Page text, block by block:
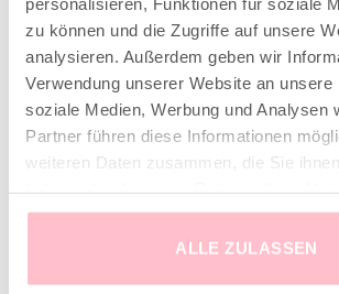
zu können und die Zugriffe auf unsere
analysieren. Außerdem geben wir
Verwendung unserer Website an unsere
soziale Medien, Werbung und Analysen
Partner führen diese Informationen
weiteren Daten zusammen, die Sie
gesammelt haben.
ALLE ZULASSEN
Straight cut
The model is 175 cm tall and wears
sale